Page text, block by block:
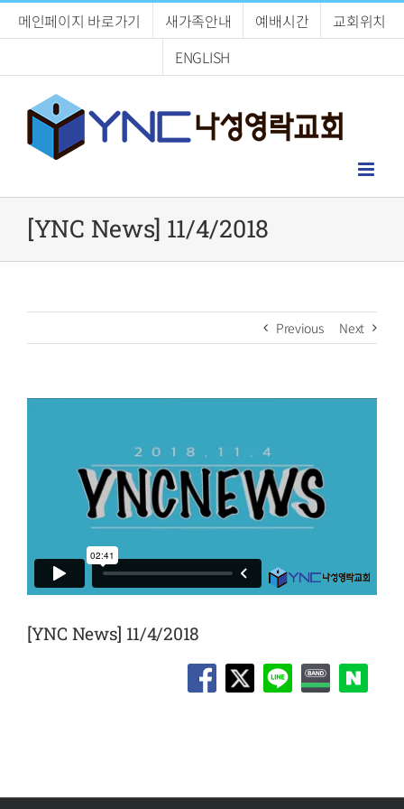
메인페이지 바로가기 새가족안내 예배시간
교회위치
ENGLISH
[YNC News] 11/4/2018
Previous Next
[YNC News] 11/4/2018